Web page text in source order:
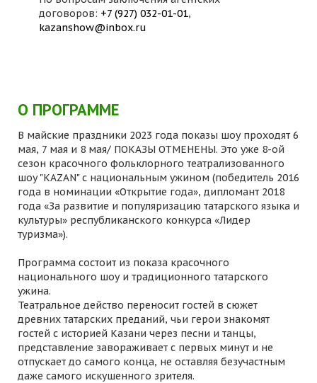
договоров: +7 (927) 032-01-01,
kazanshow@inbox.ru
О ПРОГРАММЕ
В майские праздники 2023 года показы шоу проходят 6
мая, 7 мая и 8 мая/ ПОКАЗЫ ОТМЕНЕНЫ. Это уже 8-ой
сезон красочного фольклорного театрализованного
шоу "KAZAN" с национальным ужином (победитель 2016
года в номинации «Открытие года», дипломант 2018
года «За развитие и популяризацию татарского языка и
культуры» республиканского конкурса «Лидер
туризма»).
Программа состоит из показа красочного
национального шоу и традиционного татарского
ужина.
Театральное действо переносит гостей в сюжет
древних татарских преданий, чьи герои знакомят
гостей с историей Казани через песни и танцы,
представление завораживает с первых минут и не
отпускает до самого конца, не оставляя безучастным
даже самого искушенного зрителя.